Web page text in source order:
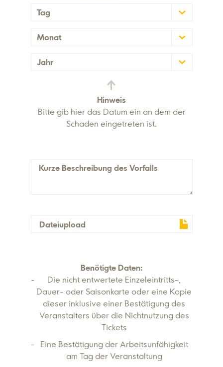
Tag
Monat
Jahr
Hinweis
Bitte gib hier das Datum ein an dem der
Schaden eingetreten ist.
Kurze Beschreibung des Vorfalls
Dateiupload
Benötigte Daten:
Die nicht entwertete Einzeleintritts-,
Dauer- oder Saisonkarte oder eine Kopie
dieser inklusive einer Bestätigung des
Veranstalters über die Nichtnutzung des
Tickets
Eine Bestätigung der Arbeitsunfähigkeit
am Tag der Veranstaltung